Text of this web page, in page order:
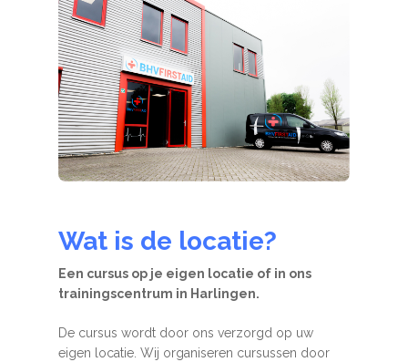
Wat is de locatie?
Een cursus op je eigen locatie of in ons
trainingscentrum in Harlingen.
De cursus wordt door ons verzorgd op uw
eigen locatie. Wij organiseren cursussen door